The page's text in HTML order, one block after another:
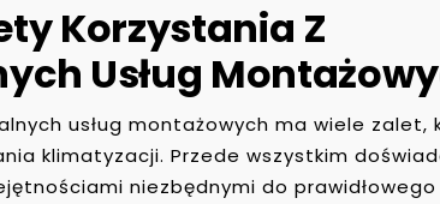
Korzystania Z
Usług
usług montażowych ma wiele zalet,
klimatyzacji. Przede wszystkim
niezbędnymi do